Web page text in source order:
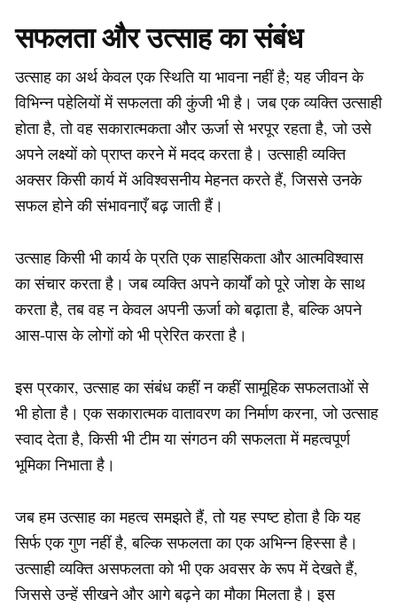
सफलता और उत्साह का संबंध
उत्साह का अर्थ केवल एक स्थिति या भावना नहीं है; यह जीवन के
विभिन्न पहेलियों में सफलता की कुंजी भी है। जब एक व्यक्ति उत्साही
होता है, तो वह सकारात्मकता और ऊर्जा से भरपूर रहता है, जो उसे
अपने लक्ष्यों को प्राप्त करने में मदद करता है। उत्साही व्यक्ति
अक्सर किसी कार्य में अविश्वसनीय मेहनत करते हैं, जिससे उनके
सफल होने की संभावनाएँ बढ़ जाती हैं।
उत्साह किसी भी कार्य के प्रति एक साहसिकता और आत्मविश्वास
का संचार करता है। जब व्यक्ति अपने कार्यों को पूरे जोश के साथ
करता है, तब वह न केवल अपनी ऊर्जा को बढ़ाता है, बल्कि अपने
आस-पास के लोगों को भी प्रेरित करता है।
इस प्रकार, उत्साह का संबंध कहीं न कहीं सामूहिक सफलताओं से
भी होता है। एक सकारात्मक वातावरण का निर्माण करना, जो उत्साह
स्वाद देता है, किसी भी टीम या संगठन की सफलता में महत्वपूर्ण
भूमिका निभाता है।
जब हम उत्साह का महत्व समझते हैं, तो यह स्पष्ट होता है कि यह
सिर्फ एक गुण नहीं है, बल्कि सफलता का एक अभिन्न हिस्सा है।
उत्साही व्यक्ति असफलता को भी एक अवसर के रूप में देखते हैं,
जिससे उन्हें सीखने और आगे बढ़ने का मौका मिलता है। इस